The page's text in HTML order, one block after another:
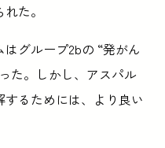
た。
グループ2bの “発がん
た。しかし、アスパル
るためには、より良い